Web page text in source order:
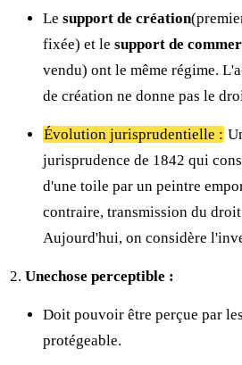
Le support de création
fixée) et le support de
vendu) ont le même régime.
de création ne donne pas le
Évolution jurisprudentielle :
jurisprudence de 1842 qui
d'une toile par un peintre
contraire, transmission du
Aujourd'hui, on considère
Unechose perceptible :
Doit pouvoir être perçue par
protégeable.